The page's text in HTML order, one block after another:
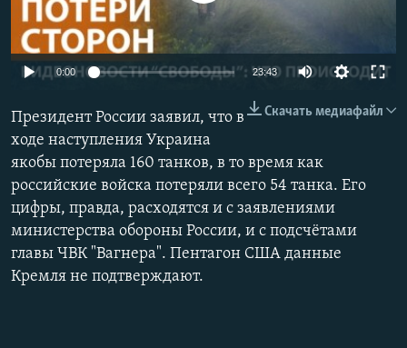
РАСПИСАНИЕ ВЕЩАНИЯ
ПОДПИШИТЕСЬ НА РАССЫЛКУ
Все сайты РСЕ/РС
Auto
720p
0:00 23:43 Auto
480p
1080p
Скачать медиафайл
Президент России заявил, что в
ходе наступления Украина
якобы потеряла 160 танков, в то время как
российские войска потеряли всего 54 танка. Его
цифры, правда, расходятся и с заявлениями
министерства обороны России, и с подсчётами
главы ЧВК "Вагнера". Пентагон США данные
Кремля не подтверждают.